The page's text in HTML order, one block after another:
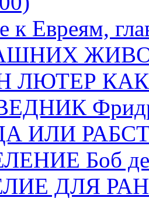
к Евреям,
ЛЮТЕР
ИЛИ
Боб де
ДЛЯ